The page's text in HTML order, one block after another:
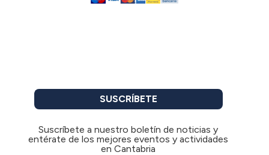
SUSCRÍBETE
Suscríbete a nuestro boletín de noticias y
entérate de los mejores eventos y actividades
en Cantabria